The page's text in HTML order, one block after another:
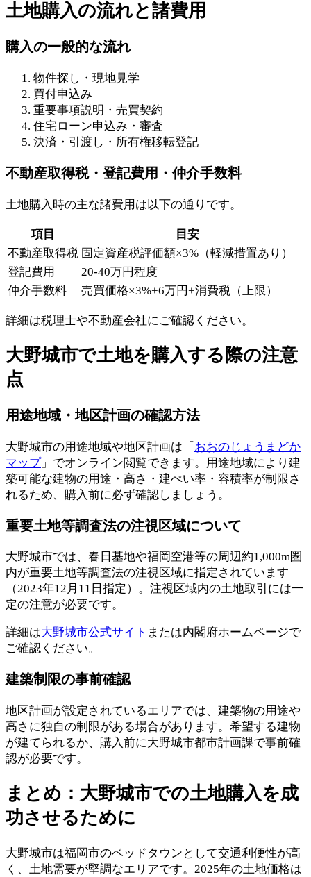
土地購入の流れと諸費用
購入の一般的な流れ
物件探し・現地見学
買付申込み
重要事項説明・売買契約
住宅ローン申込み・審査
決済・引渡し・所有権移転登記
不動産取得税・登記費用・仲介手数料
土地購入時の主な諸費用は以下の通りです。
項目
目安
不動産取得税 固定資産税評価額×3%（軽減措置あり）
登記費用
20-40万円程度
仲介手数料
売買価格×3%+6万円+消費税（上限）
詳細は税理士や不動産会社にご確認ください。
大野城市で土地を購入する際の注意
点
用途地域・地区計画の確認方法
大野城市の用途地域や地区計画は「 おおのじょうまどか
マップ」でオンライン閲覧できます。用途地域により建
築可能な建物の用途・高さ・建ぺい率・容積率が制限さ
れるため、購入前に必ず確認しましょう。
重要土地等調査法の注視区域について
大野城市では、春日基地や福岡空港等の周辺約1,000m圏
内が重要土地等調査法の注視区域に指定されています
（2023年12月11日指定）。注視区域内の土地取引には一
定の注意が必要です。
詳細は大野城市公式サイト または内閣府ホームページで
ご確認ください。
建築制限の事前確認
地区計画が設定されているエリアでは、建築物の用途や
高さに独自の制限がある場合があります。希望する建物
が建てられるか、購入前に大野城市都市計画課で事前確
認が必要です。
まとめ：大野城市での土地購入を成
功させるために
大野城市は福岡市のベッドタウンとして交通利便性が高
く、土地需要が堅調なエリアです。2025年の土地価格は